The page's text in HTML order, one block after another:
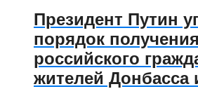
Президент Путин
порядок получения
российского
жителей Донбасса